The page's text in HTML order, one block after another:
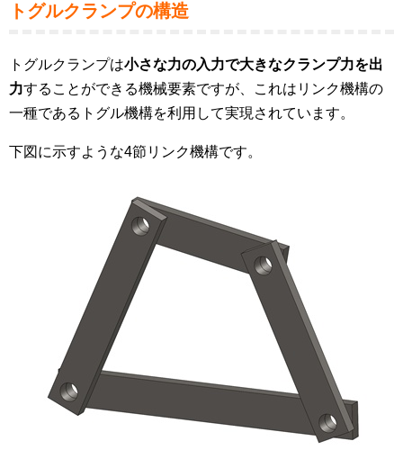
トグルクランプの構造
トグルクランプは小さな力の入力で大きなクランプ力を出
力することができる機械要素ですが、これはリンク機構の
一種であるトグル機構を利用して実現されています。
下図に示すような4節リンク機構です。